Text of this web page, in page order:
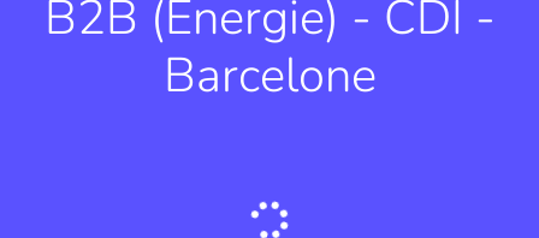
B2B (Energie) - CDI -
Barcelone